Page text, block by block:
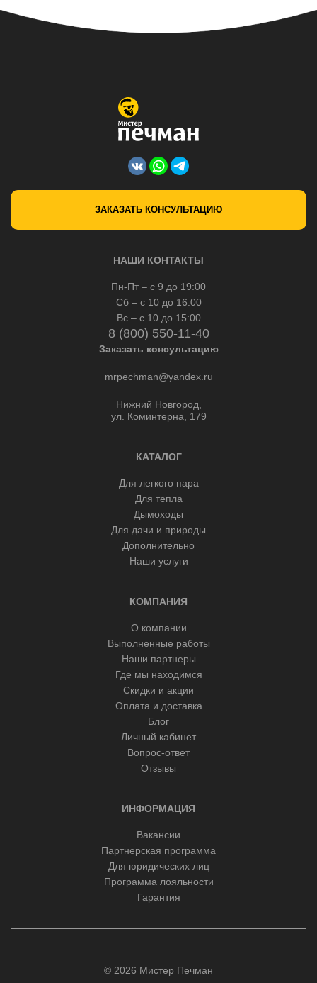
ЗАКАЗАТЬ КОНСУЛЬТАЦИЮ
НАШИ КОНТАКТЫ
Пн-Пт – с 9 до 19:00
Сб – с 10 до 16:00
Вс – с 10 до 15:00
8 (800) 550-11-40
Заказать консультацию
mrpechman@yandex.ru
Нижний Новгород,
ул. Коминтерна, 179
КАТАЛОГ
Для легкого пара
Для тепла
Дымоходы
Для дачи и природы
Дополнительно
Наши услуги
КОМПАНИЯ
О компании
Выполненные работы
Наши партнеры
Где мы находимся
Скидки и акции
Оплата и доставка
Блог
Личный кабинет
Вопрос-ответ
Отзывы
ИНФОРМАЦИЯ
Вакансии
Партнерская программа
Для юридических лиц
Программа лояльности
Гарантия
© 2026 Мистер Печман